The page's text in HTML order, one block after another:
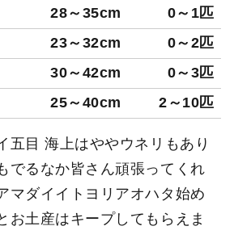
28～35cm 0～1匹
23～32cm 0～2匹
30～42cm 0～3匹
25～40cm 2～10匹
五目 海上はややウネリもあり
でるなか皆さん頑張ってくれ
マダイイトヨリアオハタ始め
お土産はキープしてもらえま